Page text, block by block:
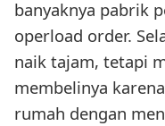
banyaknya pabrik
operload order.
naik tajam, tetapi
membelinya
rumah dengan